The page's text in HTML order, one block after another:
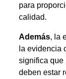
para
calidad.
Además, la
la evidencia
significa que
deben estar